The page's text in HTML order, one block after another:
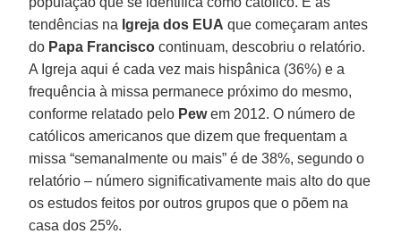
tendências na Igreja dos EUA que começaram antes
do Papa Francisco continuam, descobriu o relatório.
A Igreja aqui é cada vez mais hispânica (36%) e a
frequência à missa permanece próximo do mesmo,
conforme relatado pelo Pewem 2012. O número de
católicos americanos que dizem que frequentam a
missa “semanalmente ou mais” é de 38%, segundo o
relatório – número significativamente mais alto do que
os estudos feitos por outros grupos que o põem na
casa dos 25%.